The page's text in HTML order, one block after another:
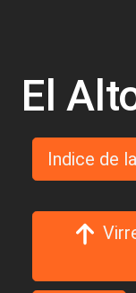
El
Indice de